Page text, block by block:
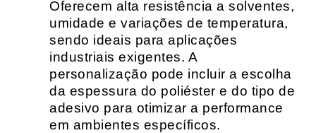
Oferecem alta resistência a solventes,
umidade e variações de temperatura,
sendo ideais para aplicações
industriais exigentes. A
personalização pode incluir a escolha
da espessura do poliéster e do tipo de
adesivo para otimizar a performance
em ambientes específicos.